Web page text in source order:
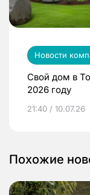
Новости
Свой дом в
2026 году
21:40 / 10.07.26
Похожие